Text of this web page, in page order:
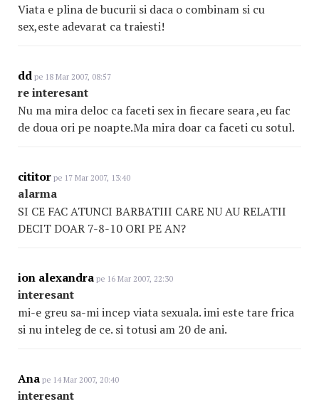
Viata e plina de bucurii si daca o combinam si cu
sex,este adevarat ca traiesti!
dd pe 18 Mar 2007, 08:57
re interesant
Nu ma mira deloc ca faceti sex in fiecare seara ,eu fac
de doua ori pe noapte.Ma mira doar ca faceti cu sotul.
cititor pe 17 Mar 2007, 13:40
alarma
SI CE FAC ATUNCI BARBATIII CARE NU AU RELATII
DECIT DOAR 7-8-10 ORI PE AN?
ion alexandra pe 16 Mar 2007, 22:30
interesant
mi-e greu sa-mi incep viata sexuala. imi este tare frica
si nu inteleg de ce. si totusi am 20 de ani.
Ana pe 14 Mar 2007, 20:40
interesant